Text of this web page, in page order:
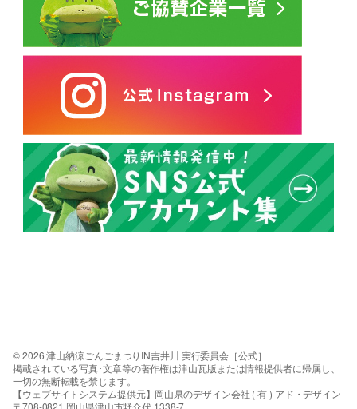
© 2026 津山納涼ごんごまつりIN吉井川 実行委員会［公式］
掲載されている写真･文章等の著作権は津山瓦版または情報提供者に帰属し、
一切の無断転載を禁じます。
【ウェブサイトシステム提供元】岡山県のデザイン会社 ( 有 ) アド・デザイン
〒708-0821 岡山県津山市野介代 1338-7